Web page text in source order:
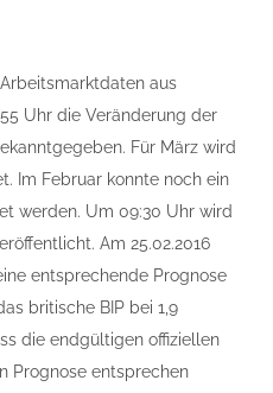
aus
Uhr die Veränderung der
Für März wird
Im Februar konnte noch ein
werden. Um 09:30 Uhr wird
Am 25.02.2016
entsprechende Prognose
britische BIP bei 1,9
die endgültigen offiziellen
Prognose entsprechen